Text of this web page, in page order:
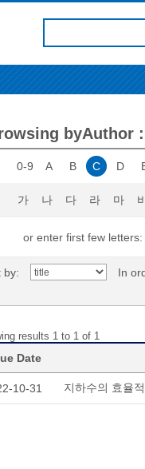
byAuthor
0-9 A B C D
가 나 다 라 마
or enter first few letters:
by: In
results 1 to 1 of 1
Date
10-31 지하수의 효율